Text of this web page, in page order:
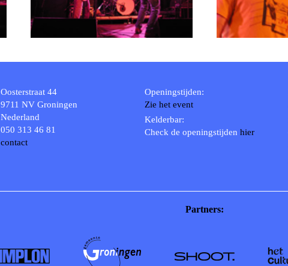
RICHARD POSTMA
SASKIA LUDDEN
CASHMYRA ROZENDAAL
ARSEN TSKHAY
ESTHER
2020
2019
2017
2006
2005
Oosterstraat 44
9711 NV Groningen
Nederland
050 313 46 81
contact
Openingstijden:
Zie het event
Kelderbar:
Check de openingstijden hier
Partners: